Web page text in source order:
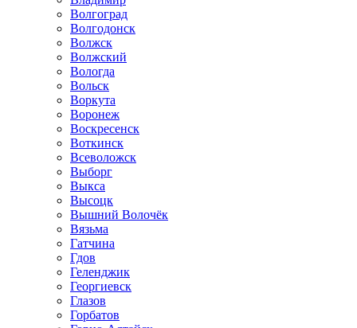
Волгоград
Волгодонск
Волжск
Волжский
Вологда
Вольск
Воркута
Воронеж
Воскресенск
Воткинск
Всеволожск
Выборг
Выкса
Высоцк
Вышний Волочёк
Вязьма
Гатчина
Гдов
Геленджик
Георгиевск
Глазов
Горбатов